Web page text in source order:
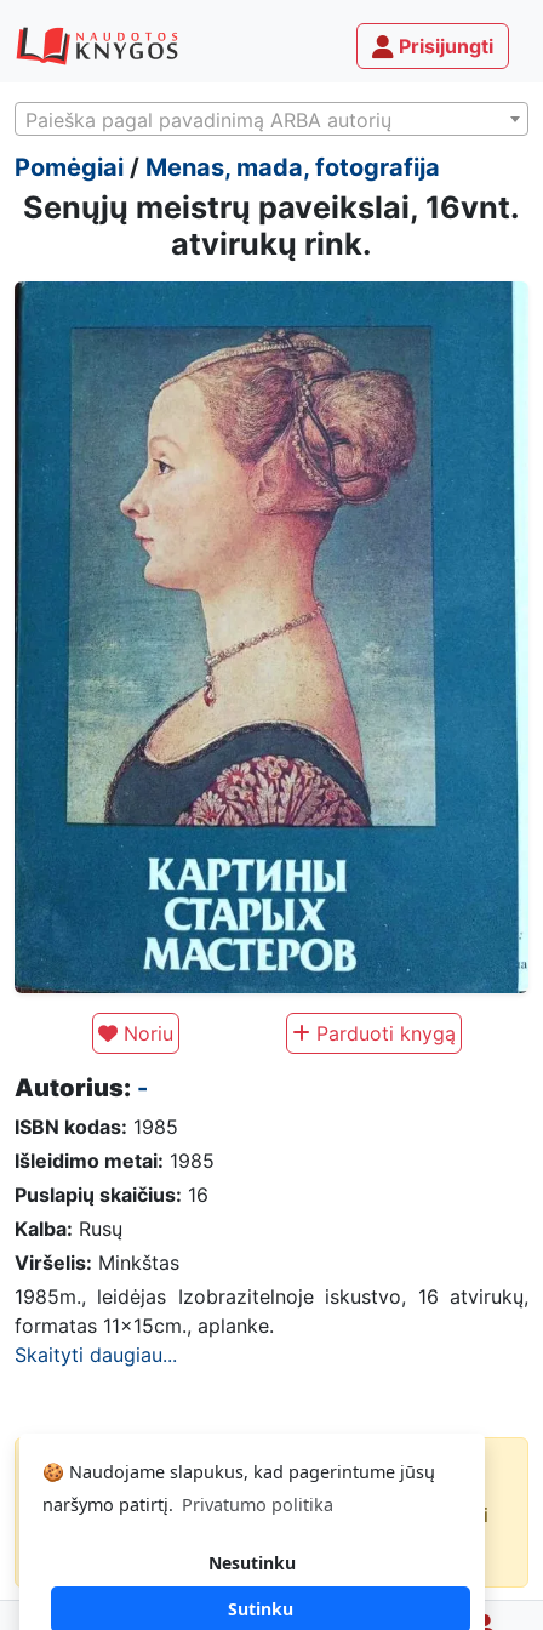
🍪 Naudojame slapukus, kad pagerintume jūsų
naršymo patirtį. Privatumo politika
Nesutinku
Sutinku
Prisijungti
Paieška pagal pavadinimą ARBA autorių
Pomėgiai / Menas, mada, fotografija
Senųjų meistrų paveikslai, 16vnt.
atvirukų rink.
Noriu Parduoti knygą
Autorius: -
ISBN kodas: 1985
Išleidimo metai: 1985
Puslapių skaičius: 16
Kalba: Rusų
Viršelis: Minkštas
1985m., leidėjas Izobrazitelnoje iskustvo, 16 atvirukų,
formatas 11x15cm., aplanke.
Skaityti daugiau...
Knyga parduota
Paspauskite
Noriu ir gausite pranešimą, kai
knyga pasirodys pardavime.